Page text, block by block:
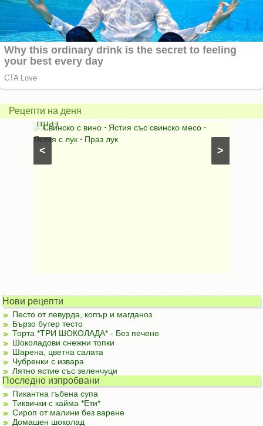
Рецепти на деня
>
<
Свинско
с
праз
Свинско с вино ⋅ Ястия със свинско месо ⋅
Ястия с лук ⋅ Праз лук
с
яйца
Нови рецепти
Песто от левурда, копър и магданоз
Бързо бутер тесто
Торта *ТРИ ШОКОЛАДА* - Без печене
Шоколадови снежни топки
Шарена, цветна салата
Чубренки с извара
Лятно ястие със зеленчуци
Последно изпробвани
Пикантна гъбена супа
Тиквички с кайма *Ети*
Сироп от малини без варене
Домашен шоколад